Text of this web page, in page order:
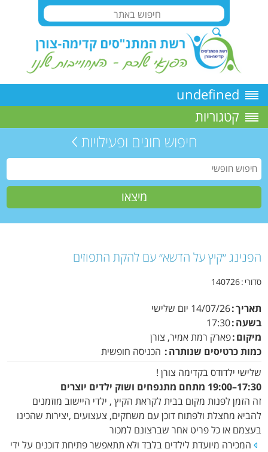
undefined
קטגוריות
חיפוש חוגים ופעילויות
הפנינג ״קיץ על הדשא״ עם להקת התפוזים
סדורי 140726
תאריך 14/07/26 יום שלישי
בשעה 17:30
מיקום פארק רמת אמיר, צורן
כמות כרטיסים שנותרה
הכניסה חופשית
שלישי ילדודס בקדימה צורן !
17:30–19:00 מתחם מתנפחים ושוק ילדים יוצרים
זה הזמן לפנות מקום בבית לקראת הקיץ , ילדי היישוב מוזמנים
להביא מחצלת ולפתוח דוכן עם משחקים, צעצועים ,יצירות שהכינו
בעצמם או כל פריט אחר שברצונם למכור
המכירה מיועדת לילדים בלבד ולא תתאפשר פתיחת דוכנים על ידי